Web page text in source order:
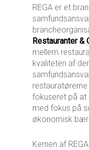
REGA er et
Restauranter &
mellem
kvaliteten af
fokuseret på at
med fokus på
økonomisk
Kernen af